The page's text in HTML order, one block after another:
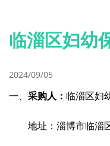
临淄区妇幼
2024/09/05
一、 采购人： 临淄区妇
地址：淄博市临淄